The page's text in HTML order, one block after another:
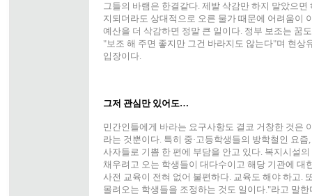
그들의 바램은 한결같다. 제발 삭감만 하지 말았으면
지되더라도 상대적으로 오른 물가 때문에 어려움이
예산을 더 삭감하면 정말 큰 일이다. 정부 보조는 꿈
"보조 해 주면 좋지만 그건 바라지도 않는다"며 현상
입장이다.
그저 관심만 있어도…
민간인들에게 바라는 요구사항도 결코 거창한 것은
라는 것뿐이다. 특히 중·고등학생들의 방학철인 요
사자들로 기쁨 한 편에 부담을 안고 있다. 복지시설
채우려고 오는 학생들이 대다수이고 해당 기관에 대
사전 교육이 전혀 없어 불편하다. 교육도 해야 하고.
몰려오는 학생들을 조정하는 것도 일이다."라고 말한